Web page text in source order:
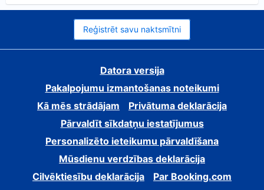
Reģistrēt savu naktsmītni
Datora versija
Pakalpojumu izmantošanas noteikumi
Kā mēs strādājam
Privātuma deklarācija
Pārvaldīt sīkdatņu iestatījumus
Personalizēto ieteikumu pārvaldīšana
Mūsdienu verdzības deklarācija
Cilvēktiesību deklarācija
Par Booking.com